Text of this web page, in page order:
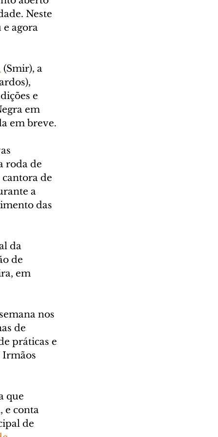
Neste
e agora
(Smir), a
e
em
em breve.
roda de
de
a
das
da
de
em
nos
de
práticas e
Irmãos
que
e conta
de